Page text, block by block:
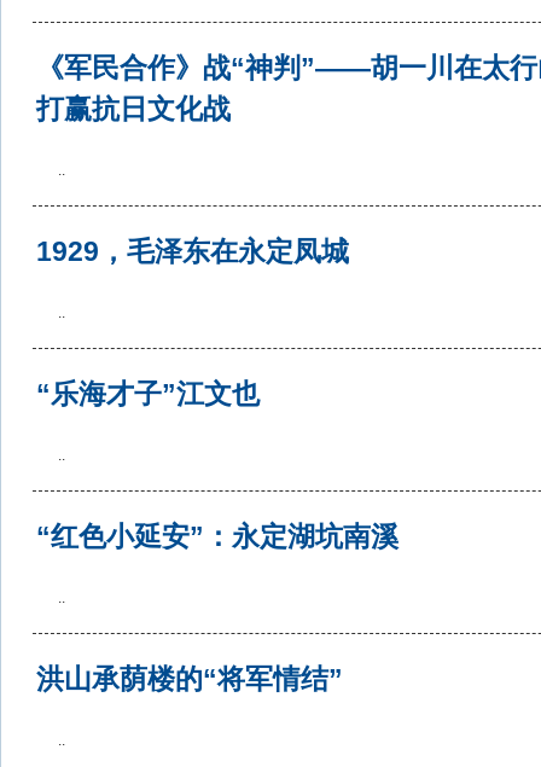
《军民合作》战“神判”——胡一川在太
打赢抗日文化战
..
1929，毛泽东在永定凤城
..
“乐海才子”江文也
..
“红色小延安”：永定湖坑南溪
..
洪山承荫楼的“将军情结”
..